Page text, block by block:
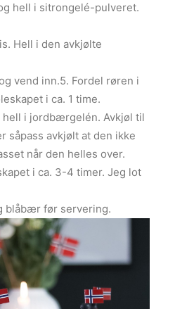
hell i sitrongelé-pulveret.
Hell i den avkjølte
vend inn.5. Fordel røren i
i ca. 1 time.
hell i jordbærgelén. Avkjøl til
såpass avkjølt at den ikke
når den helles over.
i ca. 3-4 timer. Jeg lot
blåbær før servering.